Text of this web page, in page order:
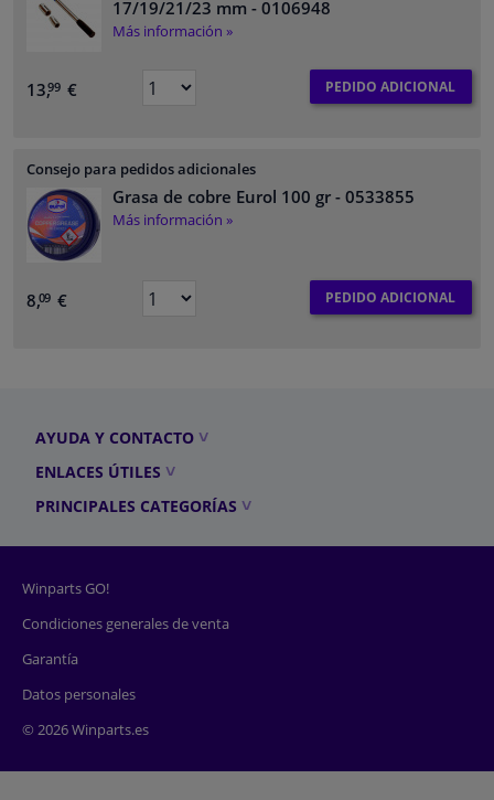
17/19/21/23 mm - 0106948
Más información »
13,99 € PEDIDO ADICIONAL
Consejo para pedidos adicionales
Grasa de cobre Eurol 100 gr - 0533855
Más información »
8,09 € PEDIDO ADICIONAL
AYUDA Y CONTACTO
ENLACES ÚTILES
PRINCIPALES CATEGORÍAS
Winparts GO!
Condiciones generales de venta
Garantía
Datos personales
© 2026 Winparts.es